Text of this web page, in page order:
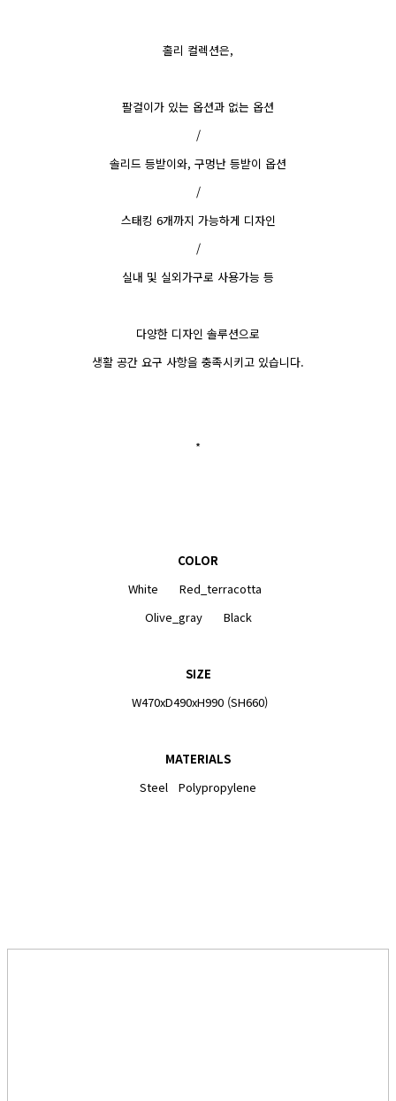
홀리 컬렉션은,
팔걸이가 있는 옵션과 없는 옵션
/
솔리드 등받이와, 구멍난 등받이 옵션
/
스태킹 6개까지 가능하게 디자인
/
실내 및 실외가구로 사용가능 등
다양한 디자인 솔루션으로
생활 공간 요구 사항을 충족시키고 있습니다.
*
COLOR
White Red_terracotta
Olive_gray Black
SIZE
W470xD490xH990 (SH660)
MATERIALS
Steel Polypropylene